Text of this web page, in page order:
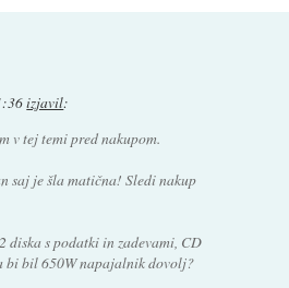
izjavil:
v tej temi pred nakupom.
saj je šla matična! Sledi nakup
diska s podatki in zadevami, CD
bi bil 650W napajalnik dovolj?